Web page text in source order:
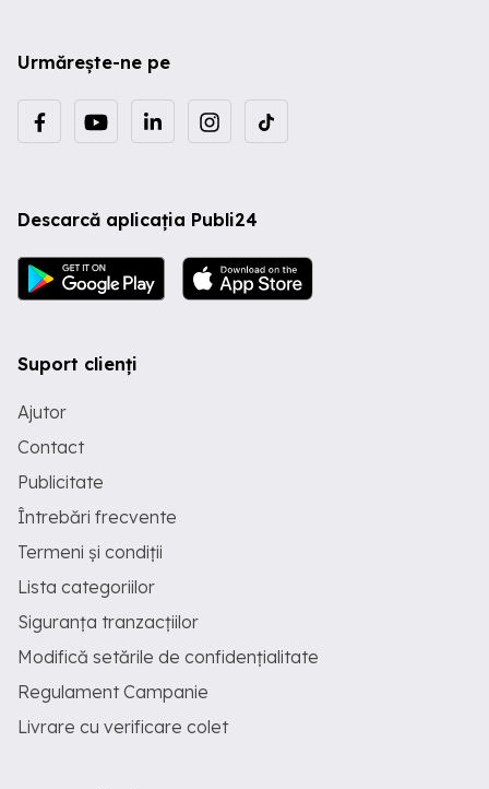
Urmărește-ne pe
Descarcă aplicația Publi24
Suport clienți
Ajutor
Contact
Publicitate
Întrebări frecvente
Termeni și condiții
Lista categoriilor
Siguranța tranzacțiilor
Modifică setările de confidențialitate
Regulament Campanie
Livrare cu verificare colet